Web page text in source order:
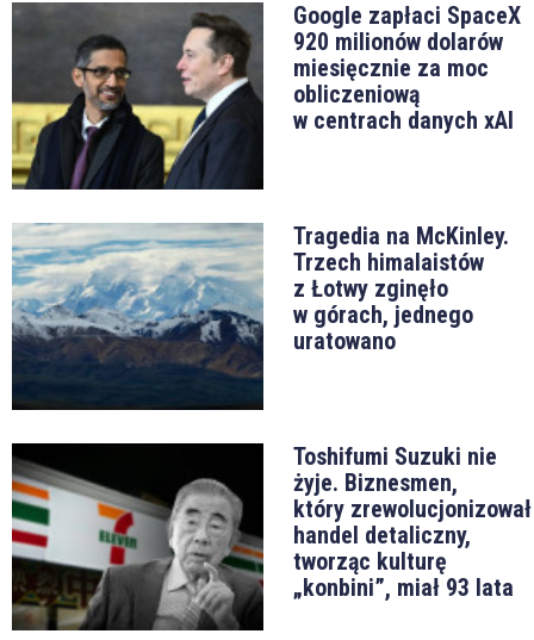
Google zapłaci SpaceX
920 milionów dolarów
miesięcznie za moc
obliczeniową
w centrach danych xAI
Tragedia na McKinley.
Trzech himalaistów
z Łotwy zginęło
w górach, jednego
uratowano
Toshifumi Suzuki nie
żyje. Biznesmen,
który zrewolucjonizował
handel detaliczny,
tworząc kulturę
„konbini”, miał 93 lata